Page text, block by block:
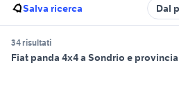
Salva ricerca Dal
34 risultati
Fiat panda 4x4 a Sondrio e provincia